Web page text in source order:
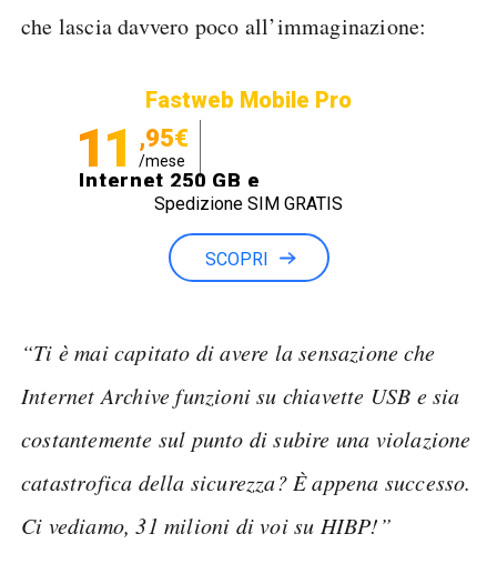
che lascia davvero poco all’immaginazione:
Fastweb Mobile Pro
11 ,95€
/mese
Internet 250 GB e
Minuti illimitati
Spedizione SIM GRATIS
SCOPRI
“Ti è mai capitato di avere la sensazione che
Internet Archive funzioni su chiavette USB e sia
costantemente sul punto di subire una violazione
catastrofica della sicurezza? È appena successo.
Ci vediamo, 31 milioni di voi su HIBP!”